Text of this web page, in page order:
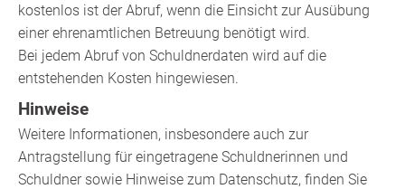
kostenlos ist der Abruf, wenn die Einsicht zur Ausübung
einer ehrenamtlichen Betreuung benötigt wird.
Bei jedem Abruf von Schuldnerdaten wird auf die
entstehenden Kosten hingewiesen.
Hinweise
Weitere Informationen, insbesondere auch zur
Antragstellung für eingetragene Schuldnerinnen und
Schuldner sowie Hinweise zum Datenschutz, finden Sie